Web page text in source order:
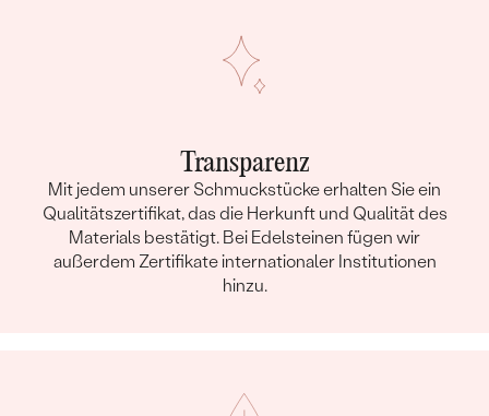
Transparenz
Mit jedem unserer Schmuckstücke erhalten Sie ein
Qualitätszertifikat, das die Herkunft und Qualität des
Materials bestätigt. Bei Edelsteinen fügen wir
außerdem Zertifikate internationaler Institutionen
hinzu.